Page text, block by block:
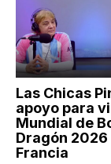
Las Chicas
apoyo para
Mundial de
Dragón 2026
Francia